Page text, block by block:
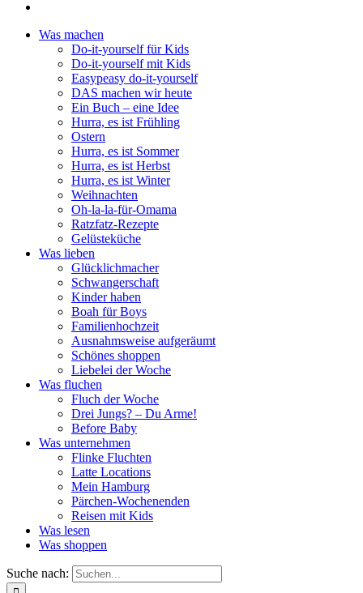
Was machen
Do-it-yourself für Kids
Do-it-yourself mit Kids
Easypeasy do-it-yourself
DAS machen wir heute
Ein Buch – eine Idee
Hurra, es ist Frühling
Ostern
Hurra, es ist Sommer
Hurra, es ist Herbst
Hurra, es ist Winter
Weihnachten
Oh-la-la-für-Omama
Ratzfatz-Rezepte
Gelüsteküche
Was lieben
Glücklichmacher
Schwangerschaft
Kinder haben
Boah für Boys
Familienhochzeit
Ausnahmsweise aufgeräumt
Schönes shoppen
Liebelei der Woche
Was fluchen
Fluch der Woche
Drei Jungs? – Du Arme!
Before Baby
Was unternehmen
Flinke Fluchten
Latte Locations
Mein Hamburg
Pärchen-Wochenenden
Reisen mit Kids
Was lesen
Was shoppen
Suche nach: